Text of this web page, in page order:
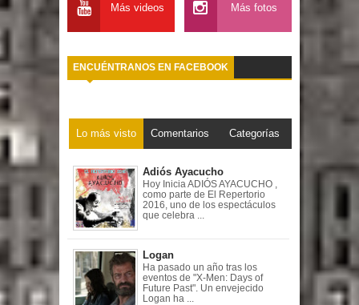
Más videos Más fotos
ENCUÉNTRANOS EN FACEBOOK
Lo más visto Comentarios Categorías
Adiós Ayacucho
Hoy Inicia ADIÓS AYACUCHO ,
como parte de El Repertorio
2016, uno de los espectáculos
que celebra ...
Logan
Ha pasado un año tras los
eventos de "X-Men: Days of
Future Past". Un envejecido
Logan ha ...